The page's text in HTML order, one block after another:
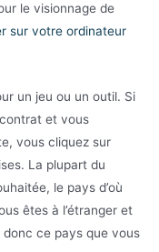
le visionnage de
sur votre ordinateur
un jeu ou un outil. Si
et vous
vous cliquez sur
La plupart du
le pays d’où
êtes à l’étranger et
donc ce pays que vous